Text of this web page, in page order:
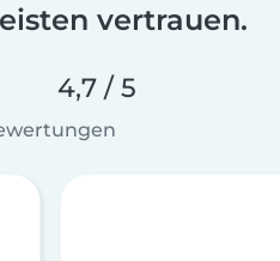
vertrauen.
4,7 / 5